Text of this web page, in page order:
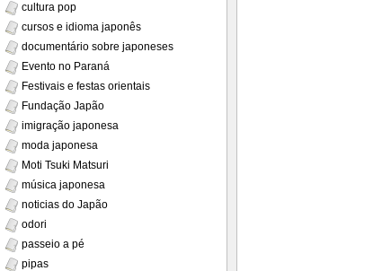
cultura pop
cursos e idioma japonês
documentário sobre japoneses
Evento no Paraná
Festivais e festas orientais
Fundação Japão
imigração japonesa
moda japonesa
Moti Tsuki Matsuri
música japonesa
noticias do Japão
odori
passeio a pé
pipas